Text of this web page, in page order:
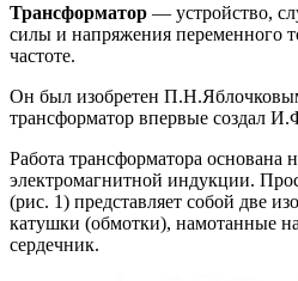
Трансформатор — устройство,
силы и напряжения переменного
частоте.
Он был изобретен
трансформатор впервые создал
Работа трансформатора основана
электромагнитной индукции.
(рис. 1) представляет собой две
катушки (обмотки), намотанные
сердечник.